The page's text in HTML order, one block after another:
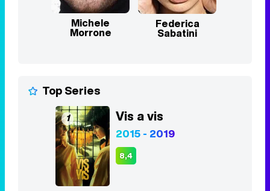
Michele
Morrone
Federica
Sabatini
Top Series
1 Vis a vis
2015 - 2019
8,4